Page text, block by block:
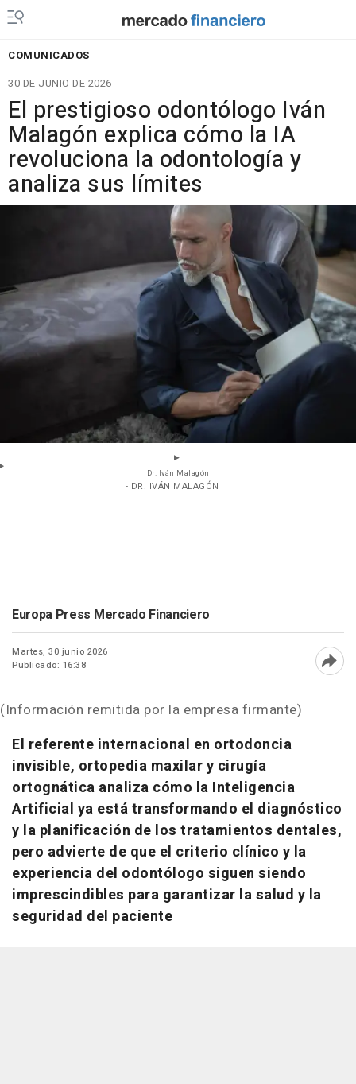
COMUNICADOS
30 DE JUNIO DE 2026
El prestigioso odontólogo Iván
Malagón explica cómo la IA
revoluciona la odontología y
analiza sus límites
Dr. Iván Malagón
- DR. IVÁN MALAGÓN
Europa Press Mercado Financiero
Martes, 30 junio 2026
Publicado: 16:38
(Información remitida por la empresa firmante)
El referente internacional en ortodoncia
invisible, ortopedia maxilar y cirugía
ortognática analiza cómo la Inteligencia
Artificial ya está transformando el diagnóstico
y la planificación de los tratamientos dentales,
pero advierte de que el criterio clínico y la
experiencia del odontólogo siguen siendo
imprescindibles para garantizar la salud y la
seguridad del paciente